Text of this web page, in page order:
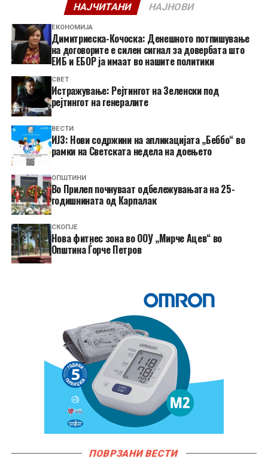
НАЈЧИТАНИ НАЈНОВИ
ЕКОНОМИЈА
Димитриеска-Кочоска: Денешното потпишување
на договорите е силен сигнал за довербата што
ЕИБ и ЕБОР ја имаат во нашите политики
СВЕТ
Истражување: Рејтингот на Зеленски под
рејтингот на генералите
ВЕСТИ
ИЈЗ: Нови содржини на апликацијата „Беббо“ во
рамки на Светската недела на доењето
ОПШТИНИ
Во Прилеп почнуваат одбележувањата на 25-
годишнината од Карпалак
СКОПЈЕ
Нова фитнес зона во ООУ „Мирче Ацев“ во
Општина Ѓорче Петров
ПОВРЗАНИ ВЕСТИ